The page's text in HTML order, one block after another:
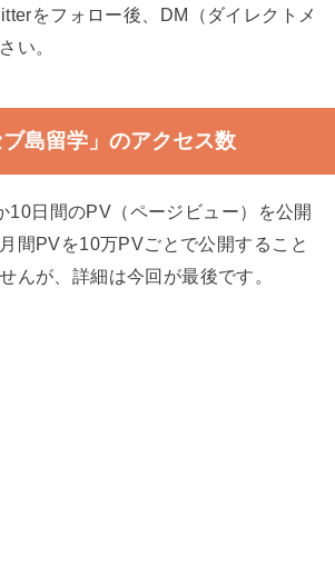
をフォロー後、DM（ダイレクトメ
い。
島留学」のアクセス数
10日間のPV（ページビュー）を公開
間PVを10万PVごとで公開すること
んが、詳細は今回が最後です。